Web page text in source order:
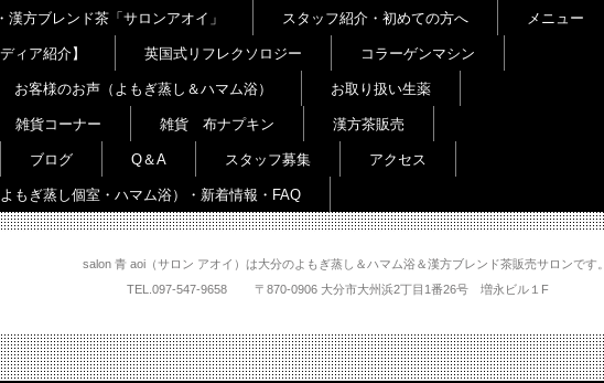
salon 青 aoi（サロン アオイ）は大分のよもぎ蒸し＆ハマム浴＆漢方ブレンド茶販売サロンです。
TEL. 097-547-9658 〒870-0906 大分市大州浜2丁目1番26号 増永ビル１F
漢方ブレンド茶「サロンアオイ」 スタッフ紹介・初めての方へ メニュー
ィア紹介】 英国式リフレクソロジー コラーゲンマシン
お客様のお声（よもぎ蒸し＆ハマム浴） お取り扱い生薬
雑貨コーナー 雑貨 布ナプキン 漢方茶販売
ブログ Q＆A スタッフ募集 アクセス
もぎ蒸し個室・ハマム浴）・新着情報・FAQ